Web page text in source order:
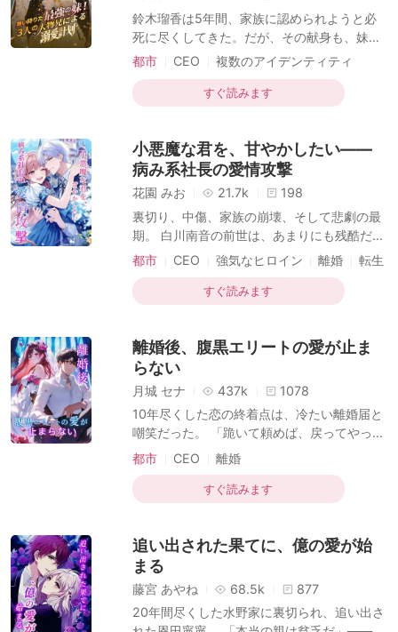
鈴木瑠香は5年間、家族に認められようと必
死に尽くしてきた。だが、その献身も、妹が
ついたたった一つの嘘の前ではあまりに無力
が暴露されると、全てが崩れ去った。婚約者
には捨てられ、友人は去り、兄たちからは家
帰れ」という罵声を浴びせられながら。 鈴木
瑠香はついに未練を断ち切った。その家と絶
縁し、与えていた恩恵を全て回収する。も
も予想していなかった。「田舎の百姓」と蔑
まれていた彼女の実の両親が、実はY国の富
を牛耳る超大富豪一族だったとは！ 一夜にし
て、誰から
都市 CEO
複数のアイデンティティ
ラブラブ
すぐ読みます
小悪魔な君を、甘やかしたい――
病み系社長の愛情攻撃
花園 みお 21.7k
198
裏切り、中傷、家族の崩壊、そして悲劇の最
期。 白川南音の前世は、あまりにも残酷だっ
た。 だが生まれ変わった今、彼女はもう騙さ
れない。 恩？恋？同情？——そんなもの、全
て捨てて構わない。 渾身の力で裏切り者を潰
し、没落した一族を再興し、彼女は今度こそ
前世で唯一手の届かなかった男。 「前回は間
に合わなかった。でも今度こそ、君を迎えに
来た」 ——復讐と再生、そして予期せぬ愛が
都市 CEO 強気なヒロイン 離婚 転生
すぐ読みます
離婚後、腹黒エリートの愛が止ま
らない
月城 セナ 437k
1078
10年尽くした恋の終着点は、冷たい離婚届と
嘲笑だった。 「跪いて頼めば、戻ってやって
もいい」——冷泉木遠のその言葉に、赤楚悠
震えた。 彼女は世界的ブランド“LX”の正体不
明のデザイナー、億を動かす実業家、そし
いて懇願する冷家に、彼女はただ一言。 「今
の私は、あなたたちには高嶺の花すぎるの」
——逆転と誇りに満ちた、爽快リベンジ・シ
都市 CEO 離婚
すぐ読みます
追い出された果てに、億の愛が始
まる
藤宮 あやね 68.5k
877
20年間尽くした水野家に裏切られ、追い出さ